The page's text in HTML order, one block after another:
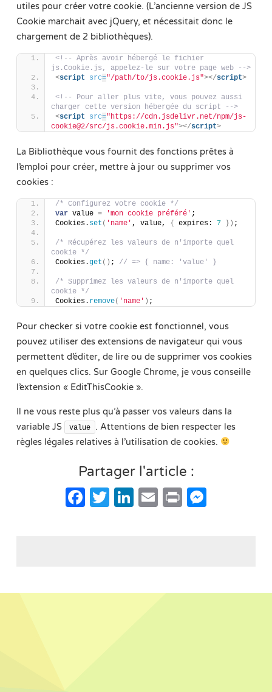
utiles pour créer votre cookie. (L’ancienne version de JS
Cookie marchait avec jQuery, et nécessitait donc le
chargement de 2 bibliothèques).
<!-- Après avoir hébergé le fichier
js.Cookie.js, appelez-le sur votre page web -->
<script src="/path/to/js.cookie.js"></script>
<!-- Pour aller plus vite, vous pouvez aussi
charger cette version hébergée du script -->
<script src="https://cdn.jsdelivr.net/npm/js-
cookie@2/src/js.cookie.min.js"></script>
La Bibliothèque vous fournit des fonctions prêtes à
l’emploi pour créer, mettre à jour ou supprimer vos
cookies :
/* Configurez votre cookie */
var value = 'mon cookie préféré' ;
Cookies. set ( 'name' , value, { expires: 7 } ) ;
/* Récupérez les valeurs de n'importe quel
cookie */
Cookies.get ( ) ; // => { name: 'value' }
/* Supprimez les valeurs de n'importe quel
cookie */
Cookies. remove( 'name' ) ;
Pour checker si votre cookie est fonctionnel, vous
pouvez utiliser des extensions de navigateur qui vous
permettent d’éditer, de lire ou de supprimer vos cookies
en quelques clics. Sur Google Chrome, je vous conseille
l’extension « EditThisCookie ».
Il ne vous reste plus qu’à passer vos valeurs dans la
variable JS
value
. Attentions de bien respecter les
règles légales relatives à l’utilisation de cookies.
Partager l'article :
Facebook
Twitter
LinkedIn
EmailPrint